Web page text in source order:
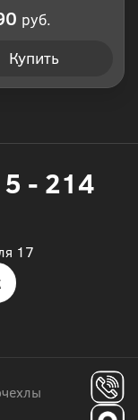
руб.
Купить
- 214
17